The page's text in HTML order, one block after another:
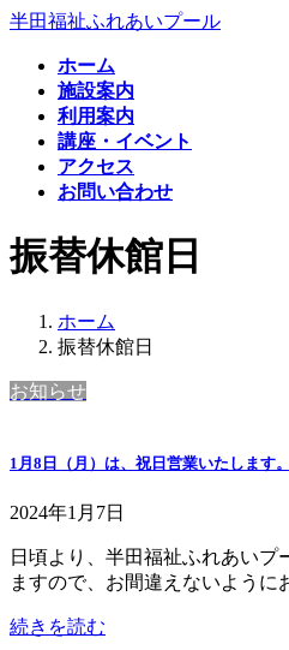
コ
プ
ナ
動
半田福祉ふれあいプール
ホーム
施設案内
利用案内
講座・イベント
アクセス
お問い合わせ
振替休館日
ホーム
振替休館日
お知らせ
1月8日（月）は、祝日営業いたします。
2024年1月7日
日頃より、半田福祉ふれあい
ますので、お間違えないように
続きを読む